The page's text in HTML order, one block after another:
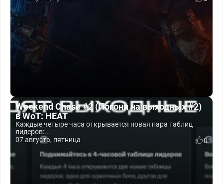
Weekend Chase #2 (Погоня на выходных #2)
в WoT: HEAT
Каждые четыре часа открывается новая пара таблиц
лидеров:...
07 августа, пятница
0